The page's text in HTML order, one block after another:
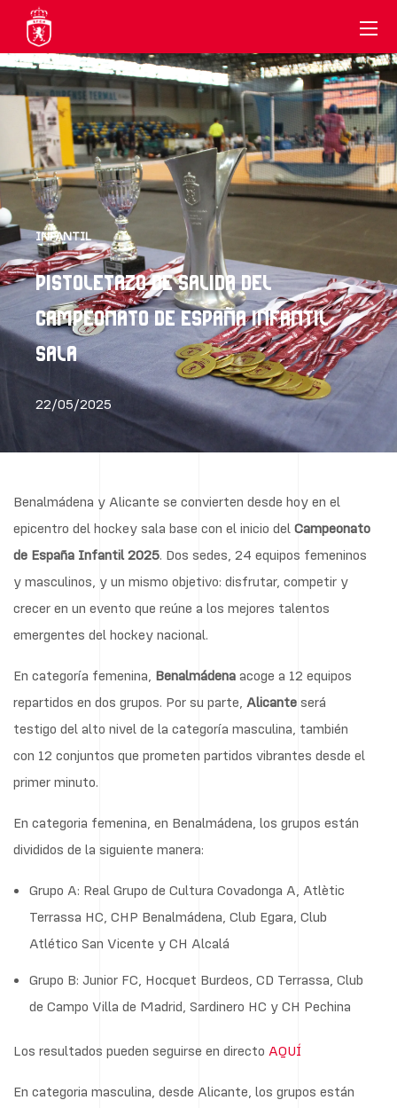
INFANTIL
PISTOLETAZO DE SALIDA DEL
CAMPEONATO DE ESPAÑA INFANTIL
SALA
22/05/2025
Benalmádena y Alicante se convierten desde hoy en el
epicentro del hockey sala base con el inicio del Campeonato
de España Infantil 2025. Dos sedes, 24 equipos femeninos
y masculinos, y un mismo objetivo: disfrutar, competir y
crecer en un evento que reúne a los mejores talentos
emergentes del hockey nacional.
En categoría femenina, Benalmádena acoge a 12 equipos
repartidos en dos grupos. Por su parte, Alicante será
testigo del alto nivel de la categoría masculina, también
con 12 conjuntos que prometen partidos vibrantes desde el
primer minuto.
En categoria femenina, en Benalmádena, los grupos están
divididos de la siguiente manera:
Grupo A: Real Grupo de Cultura Covadonga A, Atlètic
Terrassa HC, CHP Benalmádena, Club Egara, Club
Atlético San Vicente y CH Alcalá
Grupo B: Junior FC, Hocquet Burdeos, CD Terrassa, Club
de Campo Villa de Madrid, Sardinero HC y CH Pechina
Los resultados pueden seguirse en directo AQUÍ
En categoria masculina, desde Alicante, los grupos están